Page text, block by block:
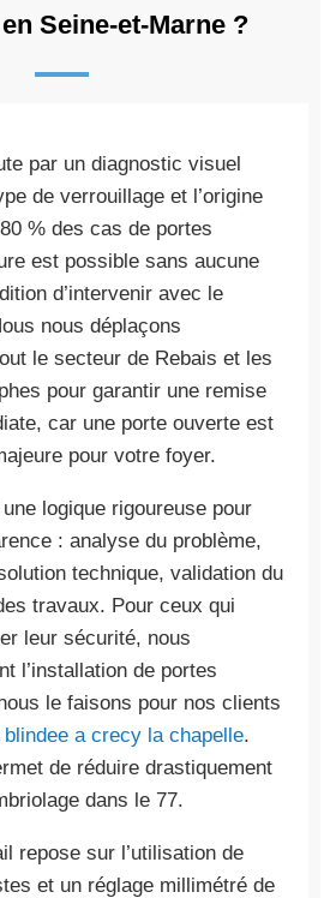
Seine-et-Marne ?
par un diagnostic visuel
de verrouillage et l’origine
% des cas de portes
est possible sans aucune
d’intervenir avec le
nous déplaçons
le secteur de Rebais et les
pour garantir une remise
car une porte ouverte est
pour votre foyer.
logique rigoureuse pour
: analyse du problème,
technique, validation du
travaux. Pour ceux qui
leur sécurité, nous
l’installation de portes
le faisons pour nos clients
a crecy la chapelle.
de réduire drastiquement
dans le 77.
repose sur l’utilisation de
et un réglage millimétré de